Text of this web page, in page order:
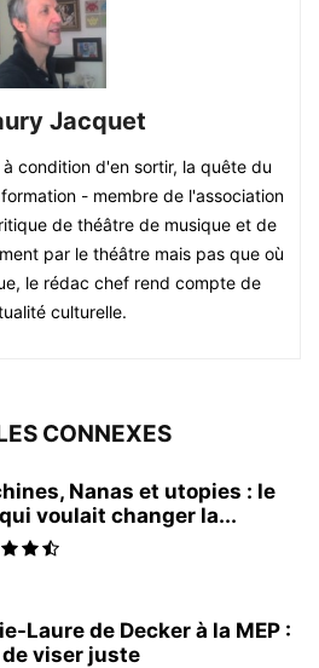
Jacquet
condition d'en sortir, la quête du
- membre de l'association
de théâtre de musique et de
par le théâtre mais pas que où
le rédac chef rend compte de
culturelle.
CONNEXES
Nanas et utopies : le
voulait changer la...
Laure de Decker à la MEP :
de viser juste